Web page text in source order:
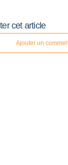
cet article
Ajouter un